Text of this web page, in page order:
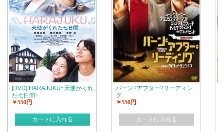
[DVD] HARAJUKU~天使がくれ
た七日間~
￥550円
カートに入れる
バーン?アフター?リーディン
グ
￥550円
カートに入れる